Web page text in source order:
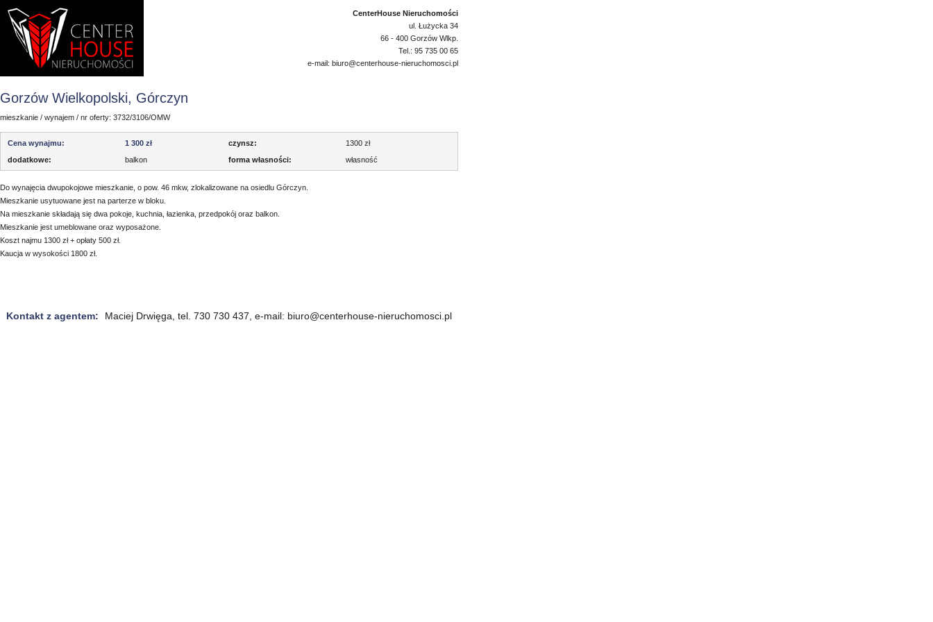
CenterHouse Nieruchomości
ul. Łużycka 34
66 - 400 Gorzów Wlkp.
Tel.: 95 735 00 65
e-mail: biuro@centerhouse-nieruchomosci.pl
Gorzów Wielkopolski, Górczyn
mieszkanie / wynajem / nr oferty: 3732/3106/OMW
Cena wynajmu: 1 300 zł czynsz:
1300 zł
dodatkowe:
balkon forma własności: własność
Do wynajęcia dwupokojowe mieszkanie, o pow. 46 mkw, zlokalizowane na osiedlu Górczyn.
Mieszkanie usytuowane jest na parterze w bloku.
Na mieszkanie składają się dwa pokoje, kuchnia, łazienka, przedpokój oraz balkon.
Mieszkanie jest umeblowane oraz wyposażone.
Koszt najmu 1300 zł + opłaty 500 zł.
Kaucja w wysokości 1800 zł.
Kontakt z agentem: Maciej Drwięga, tel. 730 730 437, e-mail: biuro@centerhouse-nieruchomosci.pl